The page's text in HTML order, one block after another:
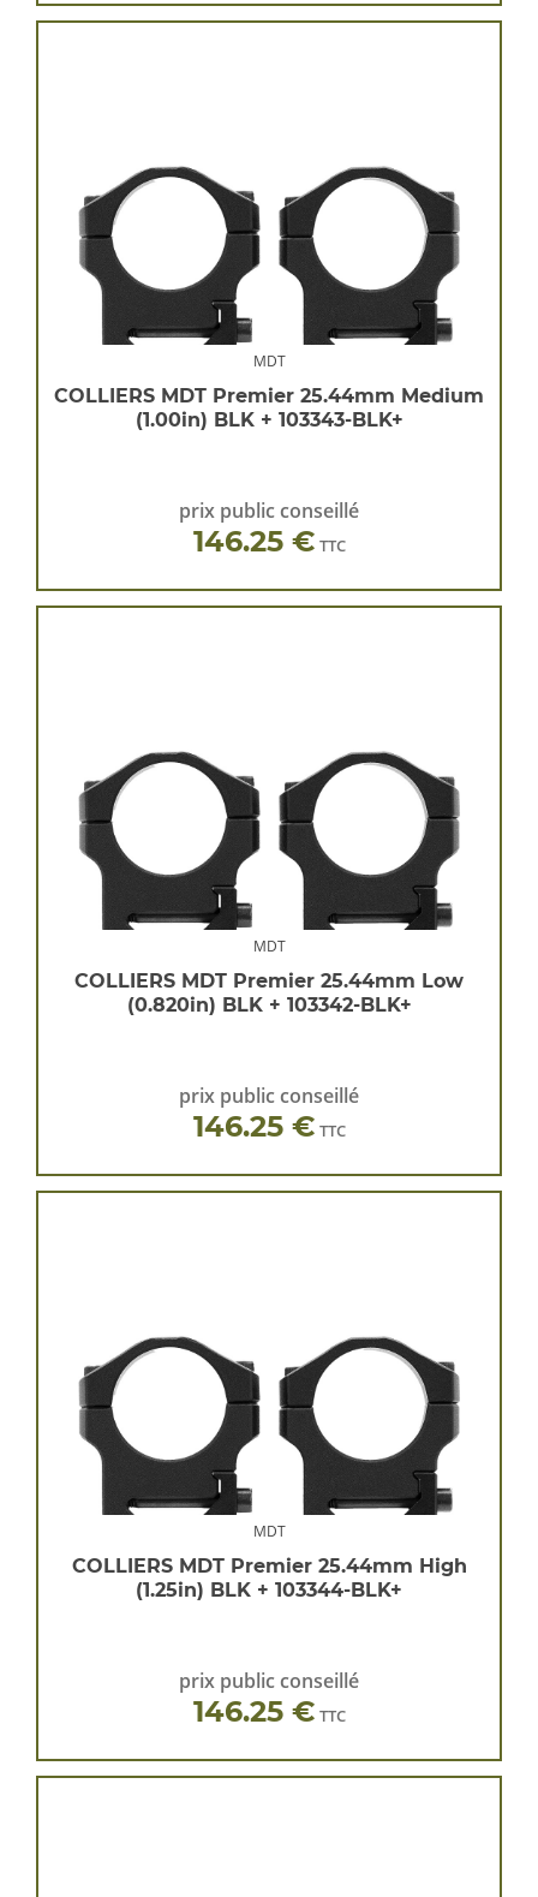
MDT
COLLIERS MDT Premier 25.44mm Medium
(1.00in) BLK + 103343-BLK+
prix public conseillé
146.25 € TTC
MDT
COLLIERS MDT Premier 25.44mm Low
(0.820in) BLK + 103342-BLK+
prix public conseillé
146.25 € TTC
MDT
COLLIERS MDT Premier 25.44mm High
(1.25in) BLK + 103344-BLK+
prix public conseillé
146.25 € TTC